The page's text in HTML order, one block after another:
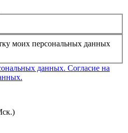
моих персональных данных
данных. Согласие на